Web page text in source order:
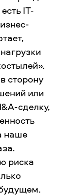
IT-
сторону
или
сделку,
наше
риска